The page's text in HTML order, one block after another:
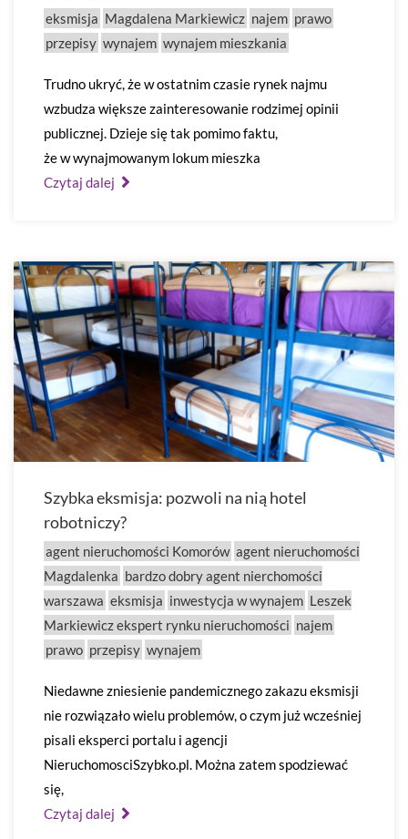
eksmisja Magdalena Markiewicz najem prawo
przepisy wynajem wynajem mieszkania
Trudno ukryć, że w ostatnim czasie rynek najmu
wzbudza większe zainteresowanie rodzimej opinii
publicznej. Dzieje się tak pomimo faktu,
że w wynajmowanym lokum mieszka
Czytaj dalej
Szybka eksmisja: pozwoli na nią hotel
robotniczy?
agent nieruchomości Komorów agent nieruchomości
Magdalenka bardzo dobry agent nierchomości
warszawa eksmisja inwestycja w wynajem Leszek
Markiewicz ekspert rynku nieruchomości najem
prawo przepisy wynajem
Niedawne zniesienie pandemicznego zakazu eksmisji
nie rozwiązało wielu problemów, o czym już wcześniej
pisali eksperci portalu i agencji
NieruchomosciSzybko.pl. Można zatem spodziewać
się,
Czytaj dalej